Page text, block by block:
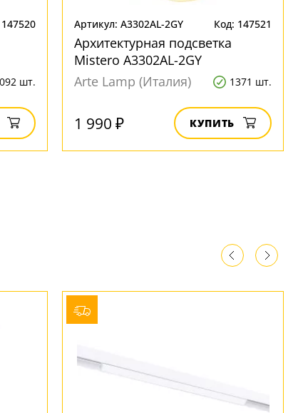
шт.
Артикул: A3302AL-2GY Код: 147521
Архитектурная подсветка
Mistero A3302AL-2GY
Arte Lamp (Италия)
1371 шт.
1 990 ₽ КУПИТЬ